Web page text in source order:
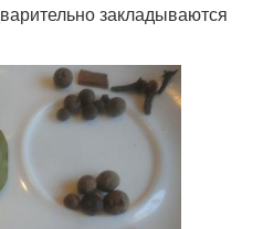
закладываются